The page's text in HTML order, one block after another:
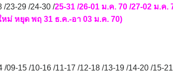
/23-29 /24-30 /25-31 /26-01 ม.ค. 70 /27-02 ม.ค.
ม่ หยุด พฤ 31 ธ.ค.-อา 03 ม.ค. 70)
15 /10-16 /11-17 /12-18 /13-19 /14-20 /15-